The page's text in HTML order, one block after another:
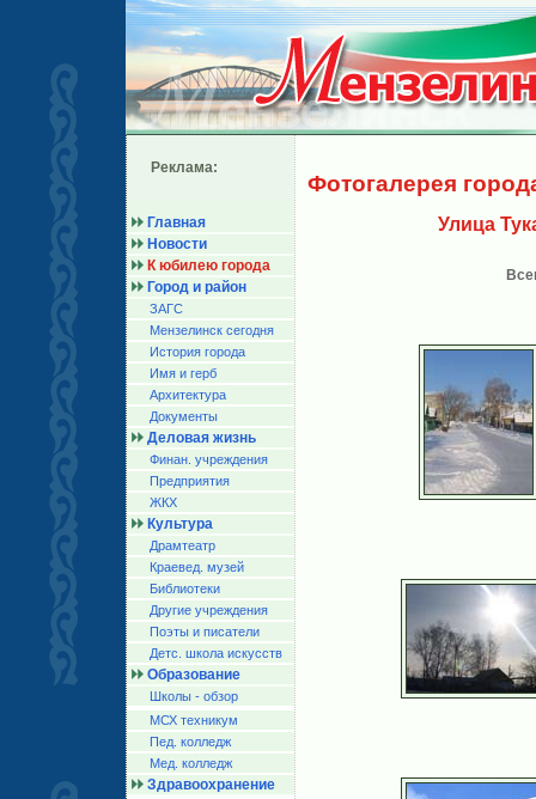
Реклама:
Главная
Новости
К юбилею города
Город и район
ЗАГС
Мензелинск сегодня
История города
Имя и герб
Архитектура
Документы
Деловая жизнь
Финан. учреждения
Предприятия
ЖКХ
Культура
Драмтеатр
Краевед. музей
Библиотеки
Другие учреждения
Поэты и писатели
Детс. школа искусств
Образование
Школы - обзор
МСХ техникум
Пед. колледж
Мед. колледж
Здравоохранение
Фотогалерея
Улица